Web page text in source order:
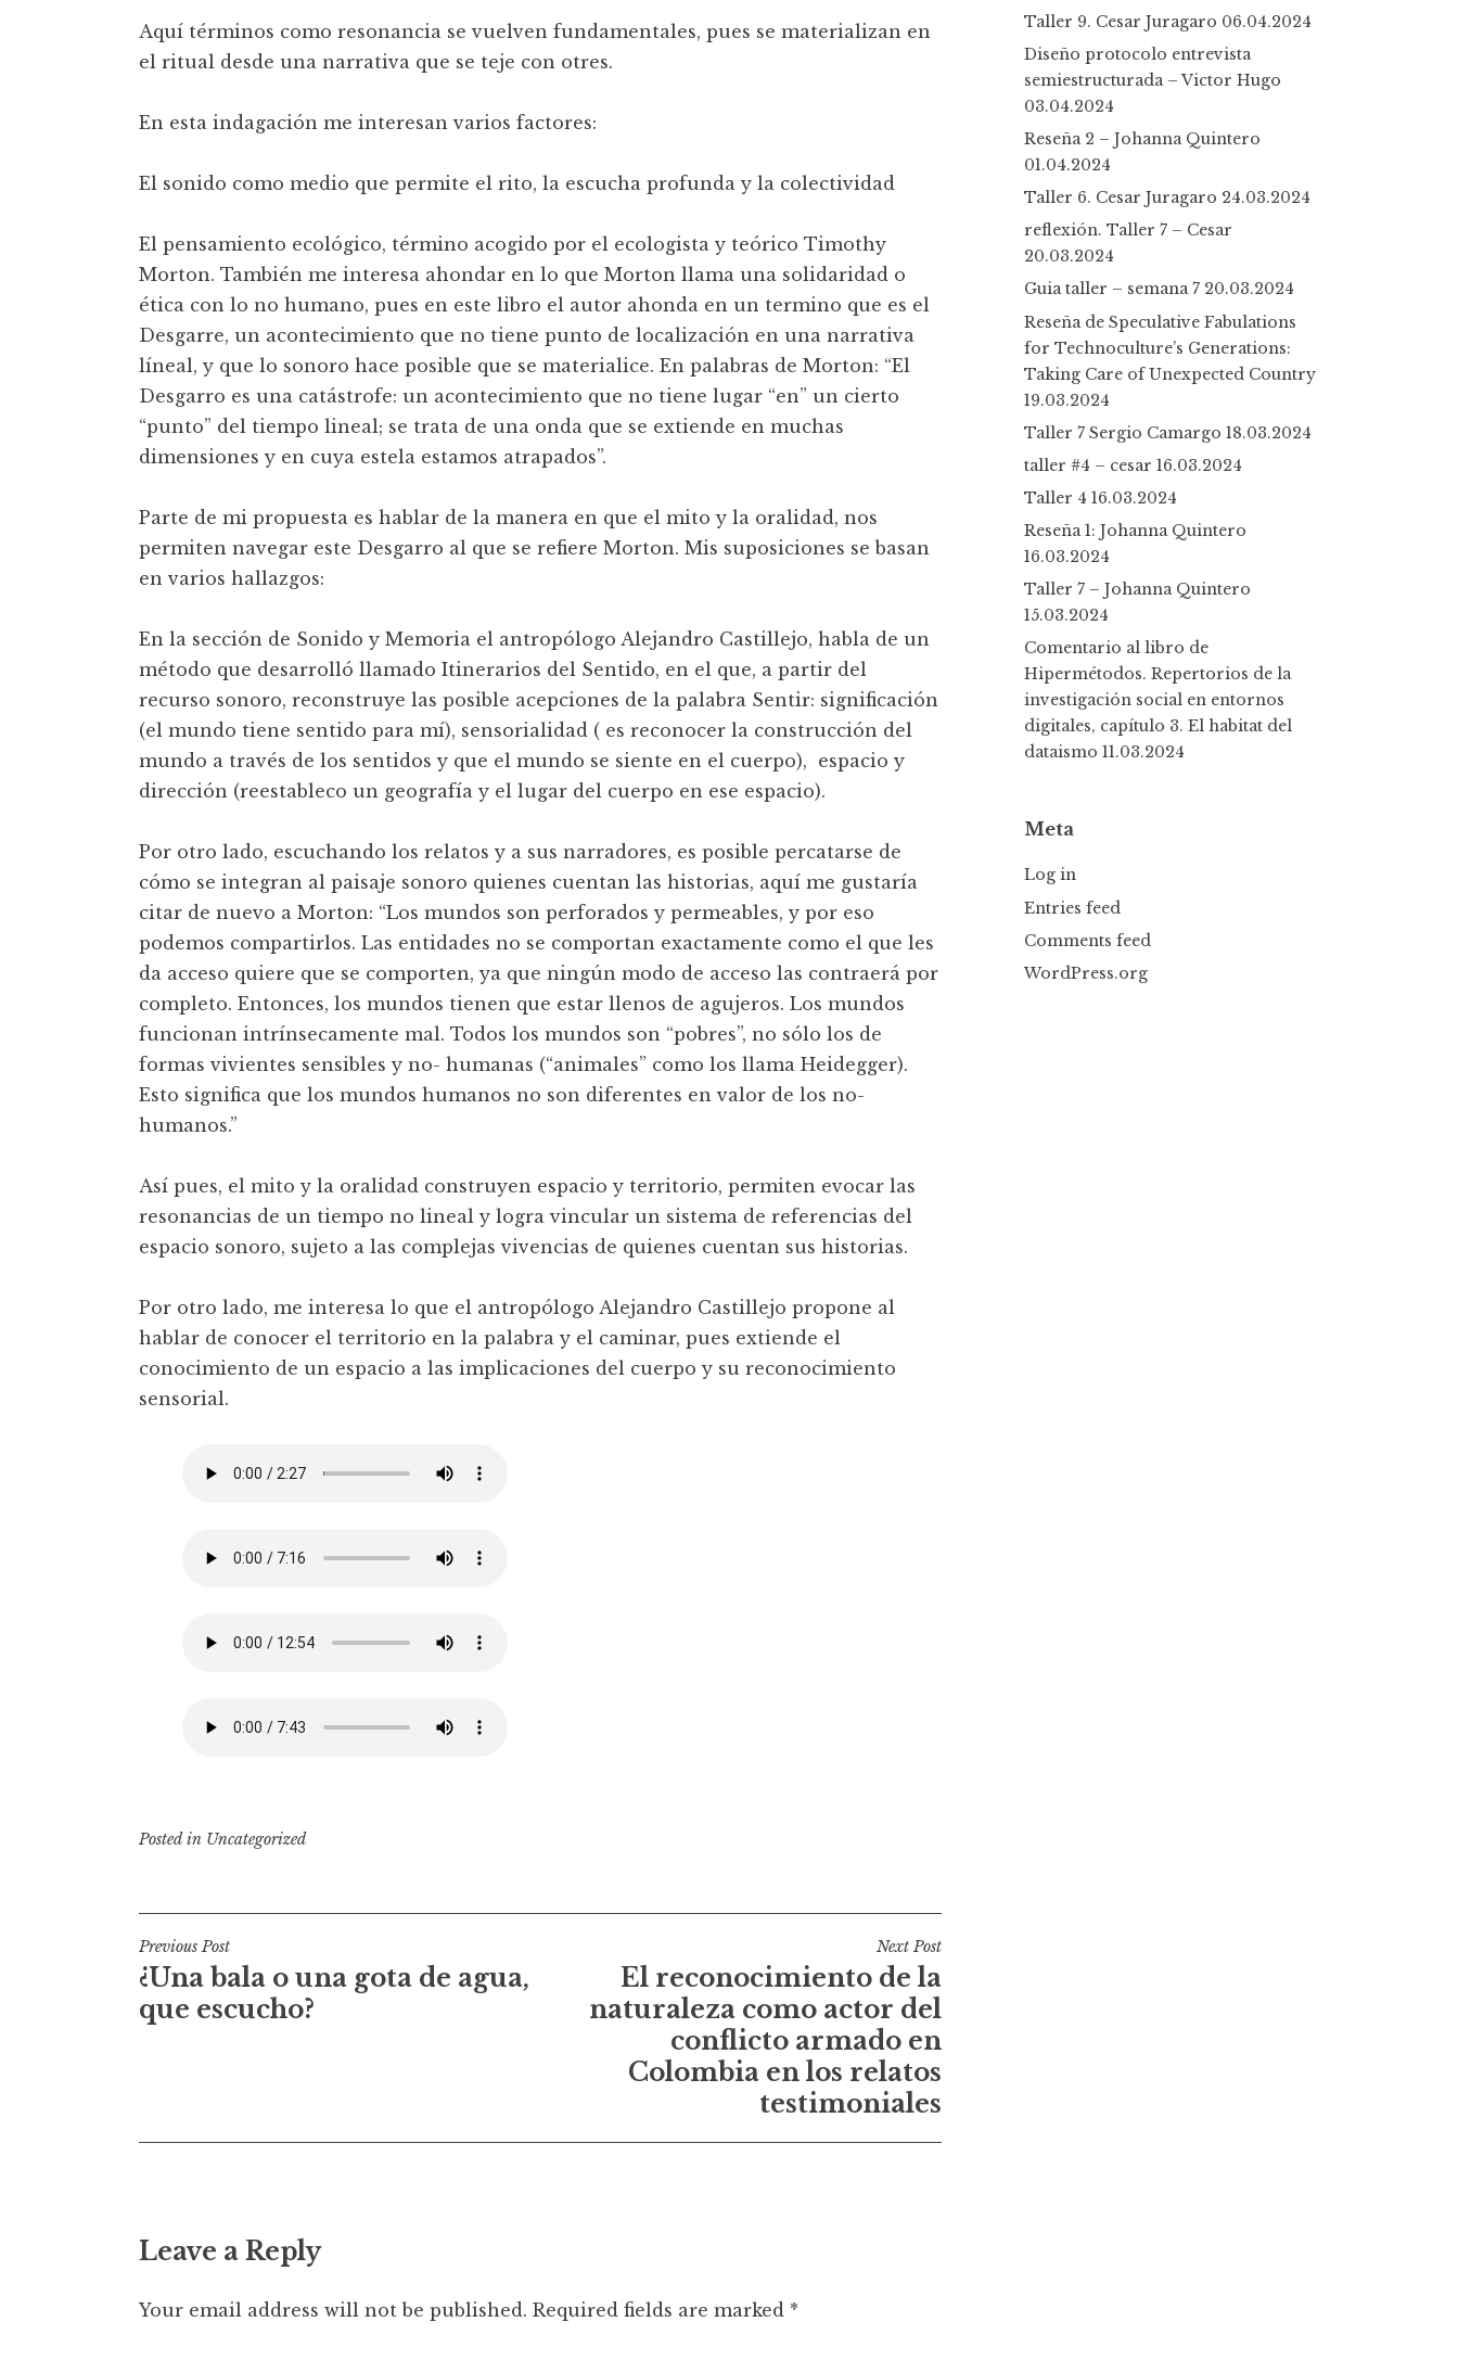
Aquí términos como resonancia se vuelven fundamentales, pues se materializan en
el ritual desde una narrativa que se teje con otres.
En esta indagación me interesan varios factores:
El sonido como medio que permite el rito, la escucha profunda y la colectividad
El pensamiento ecológico, término acogido por el ecologista y teórico Timothy
Morton. También me interesa ahondar en lo que Morton llama una solidaridad o
ética con lo no humano, pues en este libro el autor ahonda en un termino que es el
Desgarre, un acontecimiento que no tiene punto de localización en una narrativa
líneal, y que lo sonoro hace posible que se materialice. En palabras de Morton: “El
Desgarro es una catástrofe: un acontecimiento que no tiene lugar “en” un cierto
“punto” del tiempo lineal; se trata de una onda que se extiende en muchas
dimensiones y en cuya estela estamos atrapados”.
Parte de mi propuesta es hablar de la manera en que el mito y la oralidad, nos
permiten navegar este Desgarro al que se refiere Morton. Mis suposiciones se basan
en varios hallazgos:
En la sección de Sonido y Memoria el antropólogo Alejandro Castillejo, habla de un
método que desarrolló llamado Itinerarios del Sentido, en el que, a partir del
recurso sonoro, reconstruye las posible acepciones de la palabra Sentir: significación
(el mundo tiene sentido para mí), sensorialidad ( es reconocer la construcción del
mundo a través de los sentidos y que el mundo se siente en el cuerpo), espacio y
dirección (reestableco un geografía y el lugar del cuerpo en ese espacio).
Por otro lado, escuchando los relatos y a sus narradores, es posible percatarse de
cómo se integran al paisaje sonoro quienes cuentan las historias, aquí me gustaría
citar de nuevo a Morton: “Los mundos son perforados y permeables, y por eso
podemos compartirlos. Las entidades no se comportan exactamente como el que les
da acceso quiere que se comporten, ya que ningún modo de acceso las contraerá por
completo. Entonces, los mundos tienen que estar llenos de agujeros. Los mundos
funcionan intrínsecamente mal. Todos los mundos son “pobres”, no sólo los de
formas vivientes sensibles y no- humanas (“animales” como los llama Heidegger).
Esto significa que los mundos humanos no son diferentes en valor de los no-
humanos.”
Así pues, el mito y la oralidad construyen espacio y territorio, permiten evocar las
resonancias de un tiempo no lineal y logra vincular un sistema de referencias del
espacio sonoro, sujeto a las complejas vivencias de quienes cuentan sus historias.
Por otro lado, me interesa lo que el antropólogo Alejandro Castillejo propone al
hablar de conocer el territorio en la palabra y el caminar, pues extiende el
conocimiento de un espacio a las implicaciones del cuerpo y su reconocimiento
sensorial.
Posted in Uncategorized
P
o
s
a
i
a
Previous Post
¿Una bala o una gota de agua,
que escucho?
Next Post
El reconocimiento de la
naturaleza como actor del
conflicto armado en
Colombia en los relatos
testimoniales
Leave a Reply
Your email address will not be published. Required fields are marked *
Taller 9. Cesar Juragaro 06.04.2024
Diseño protocolo entrevista
semiestructurada – Victor Hugo
03.04.2024
Reseña 2 – Johanna Quintero
01.04.2024
Taller 6. Cesar Juragaro 24.03.2024
reflexión. Taller 7 – Cesar
20.03.2024
Guia taller – semana 7 20.03.2024
Reseña de Speculative Fabulations
for Technoculture’s Generations:
Taking Care of Unexpected Country
19.03.2024
Taller 7 Sergio Camargo 18.03.2024
taller #4 – cesar 16.03.2024
Taller 4 16.03.2024
Reseña 1: Johanna Quintero
16.03.2024
Taller 7 – Johanna Quintero
15.03.2024
Comentario al libro de
Hipermétodos. Repertorios de la
investigación social en entornos
digitales, capítulo 3. El habitat del
dataismo 11.03.2024
Meta
Log in
Entries feed
Comments feed
WordPress.org